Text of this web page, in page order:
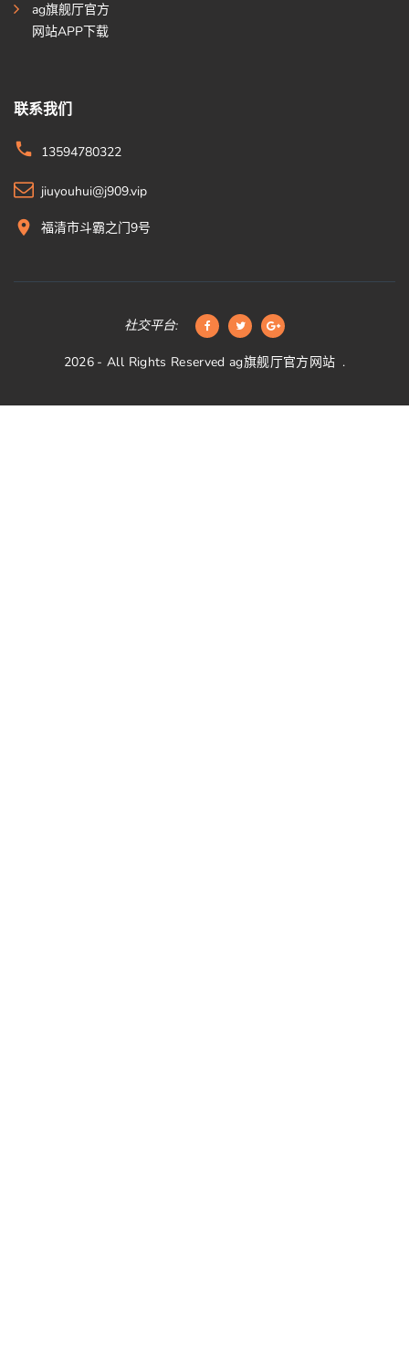
ag旗舰厅官方
网站APP下载
联系我们
13594780322
jiuyouhui@j909.vip
福清市斗霸之门9号
社交平台:
2026 - All Rights Reservedag旗舰厅官方网站 .